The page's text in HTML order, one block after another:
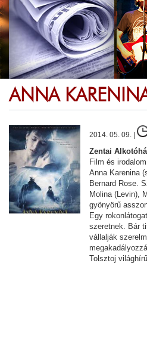
ANNA
2014. 05. 09. |
Zentai
Film és irodalom
Anna Karenina
Bernard Rose.
Molina (Levin),
gyönyörű
Egy
szeretnek. Bár
vállalják
Tolsztoj